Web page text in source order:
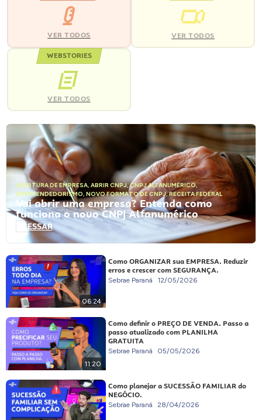
VER TODOS VER TODOS
WEBSTORIES
VER TODOS
ABERTURA DE EMPRESA, ABRIR CNPJ,CNPJ ALFANUMÉRICO,
EMPREENDEDORISMO, NOVO FORMATO DE CNPJ,RECEITA FEDERAL
Vai abrir uma empresa? Entenda como
funciona o novo CNPJ Alfanumérico
ACESSAR
06:24
Como ORGANIZAR sua EMPRESA. Reduzir
erros e crescer com SEGURANÇA.
Sebrae Paraná 12/05/2026
11:20
Como definir o PREÇO DE VENDA. Passo a
passo atualizado com PLANILHA
GRATUITA
Sebrae Paraná 05/05/2026
Como planejar a SUCESSÃO FAMILIAR do
NEGÓCIO.
Sebrae Paraná 28/04/2026